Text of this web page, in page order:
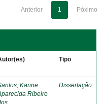
Anterior 1 Póximo
Tipo
Karine
Ribeiro
Dissertação